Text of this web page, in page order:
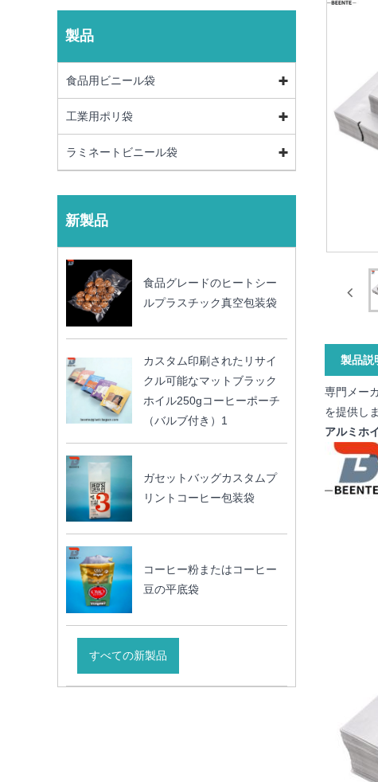
製品
食品用ビニール袋
工業用ポリ袋
ラミネートビニール袋
新製品
食品グレードのヒートシー
ルプラスチック真空包装袋
カスタム印刷されたリサイ
クル可能なマットブラック
ホイル250gコーヒーポーチ
（バルブ付き）1
ガセットバッグカスタムプ
リントコーヒー包装袋
コーヒー粉またはコーヒー
豆の平底袋
すべての新製品
製品説
専門メー
を提供し
アルミホ